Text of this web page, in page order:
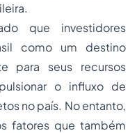
que investidores
como um destino
para seus recursos
o influxo de
no país. No entanto,
fatores que também